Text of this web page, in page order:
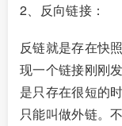
2、反向链接：
反链就是存在快
现一个链接刚刚
是只存在很短的
只能叫做外链。